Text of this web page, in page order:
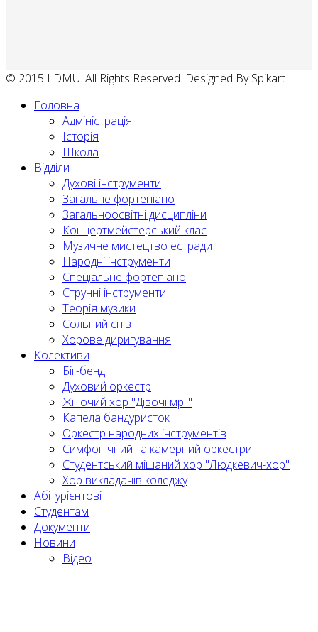
© 2015 LDMU. All Rights Reserved. Designed By Spikart
Головна
Адміністрація
Історія
Школа
Відділи
Духові інструменти
Загальне фортепіано
Загальноосвітні дисципліни
Концертмейстерський клас
Музичне мистецтво естради
Народні інструменти
Спеціальне фортепіано
Струнні інструменти
Теорія музики
Сольний спів
Хорове диригування
Колективи
Біг-бенд
Духовий оркестр
Жіночий хор "Дівочі мрії"
Капела бандуристок
Оркестр народних інструментів
Симфонічний та камерний оркестри
Студентський мішаний хор "Людкевич-хор"
Хор викладачів коледжу
Абітурієнтові
Студентам
Документи
Новини
Відео